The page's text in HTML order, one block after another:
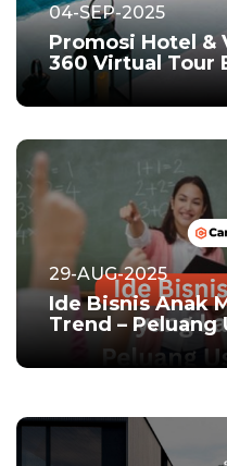
04-SEP-2025
Promosi Hotel &
360 Virtual Tour
29-AUG-2025
Ide Bisnis Anak
Trend – Peluang